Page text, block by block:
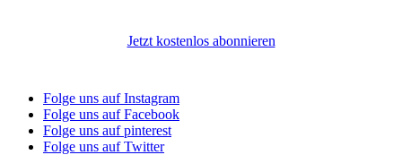
Jetzt kostenlos abonnieren
Folge uns auf Instagram
Folge uns auf Facebook
Folge uns auf pinterest
Folge uns auf Twitter